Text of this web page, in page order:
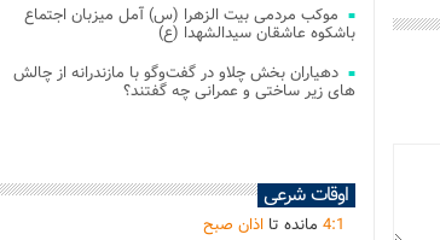
موکب مردمی بیت‌ الزهرا (س) آمل میزبان اجتماع
باشکوه عاشقان سیدالشهدا (ع)
دهیاران بخش چلاو در گفت‌وگو با مازندرانه از چالش
های زیر ساختی و عمرانی چه گفتند؟
اوقات شرعی
4:1 مانده تااذان صبح